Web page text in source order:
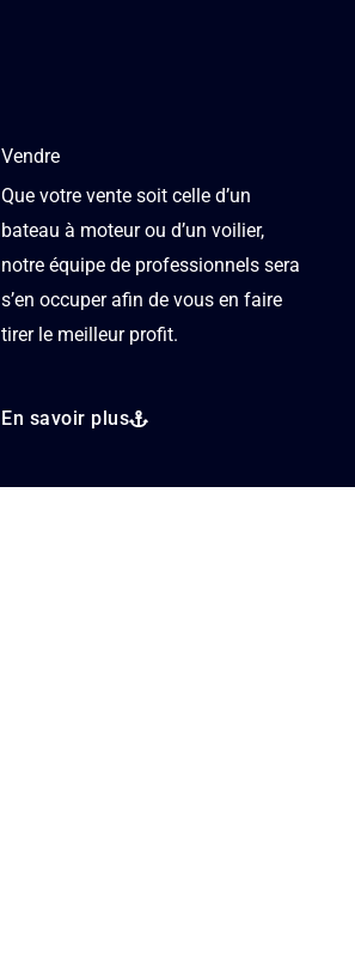
Vendre
Que votre vente soit celle d’un
bateau à moteur ou d’un voilier,
notre équipe de professionnels sera
s’en occuper afin de vous en faire
tirer le meilleur profit.
En savoir plus